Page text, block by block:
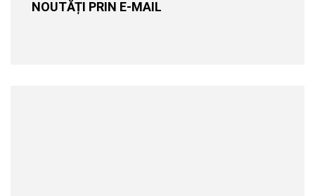
NOUTĂȚI PRIN E-MAIL